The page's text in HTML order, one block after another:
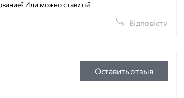
Или можно ставить?
Відповісти
Оставить отзыв